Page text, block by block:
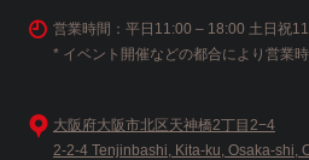
営業時間：平日11:00 – 18:00 土日祝
* イベント開催などの都合により営業
大阪府大阪市北区天神橋2丁目2−4
2-2-4 Tenjinbashi, Kita-ku, Osaka-shi,